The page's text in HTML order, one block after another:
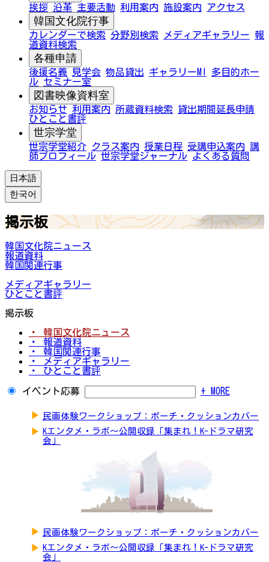
挨拶 沿革 主要活動 利用案内 施設案内 アクセス
韓国文化院行事
カレンダーで検索 分野別検索 メディアギャラリー 報
道資料検索
各種申請
後援名義 見学会 物品貸出 ギャラリーMI
多目的ホー
ル セミナー室
図書映像資料室
お知らせ 利用案内 所蔵資料検索
貸出期間延長申請
ひとこと書評
世宗学堂
世宗学堂紹介 クラス案内 授業日程 受講申込案内 講
師プロフィール 世宗学堂ジャーナル よくある質問
日本語
한국어
掲示板
韓国文化院ニュース
報道資料
韓国関連行事
メディアギャラリー
ひとこと書評
掲示板
・ 韓国文化院ニュース
・ 報道資料
・ 韓国関連行事
・ メディアギャラリー
・ ひとこと書評
イベント応募 + MORE
▶ 民画体験ワークショップ：ポーチ・クッションカバー
▶ Kエンタメ・ラボ～公開収録「集まれ！K-ドラマ研究
会」
▶ 民画体験ワークショップ：ポーチ・クッションカバー
▶ Kエンタメ・ラボ～公開収録「集まれ！K-ドラマ研究
会」